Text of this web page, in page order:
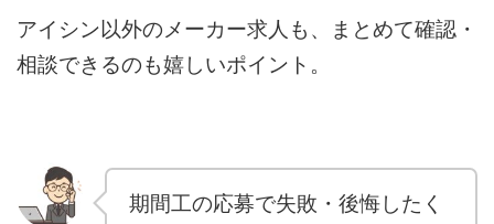
アイシン以外のメーカー求人も、まとめて確認・
相談できるのも嬉しいポイント。
期間工の応募で失敗・後悔したく